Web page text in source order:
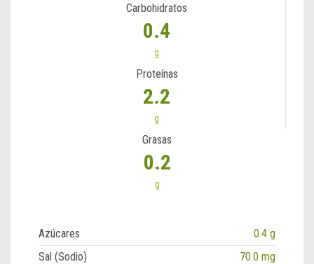
Carbohidratos
0.4
g
Proteínas
2.2
g
Grasas
0.2
g
Azúcares
0.4 g
Sal (Sodio)
70.0 mg